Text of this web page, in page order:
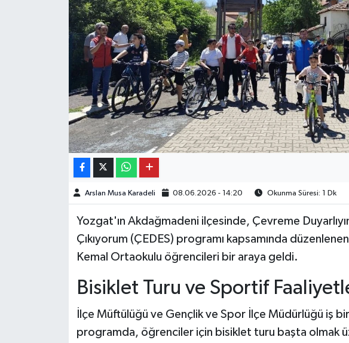
Arslan Musa Karadeli 08.06.2026 - 14:20 Okunma Süresi: 1 Dk
Yozgat'ın Akdağmadeni ilçesinde, Çevreme
Çıkıyorum (ÇEDES) programı kapsamında
Kemal Ortaokulu öğrencileri bir araya geldi.
Bisiklet Turu ve Sportif
İlçe Müftülüğü ve Gençlik ve Spor İlçe Müdürlüğü iş
programda, öğrenciler için bisiklet turu başta olmak